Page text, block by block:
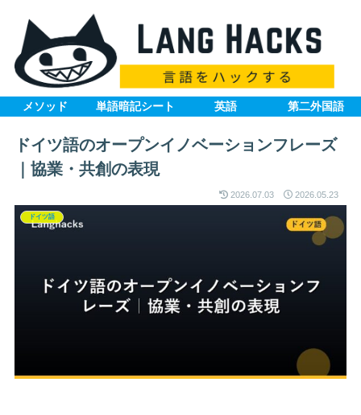
メソッド 単語暗記シート 英語 第二外国語
ドイツ語のオープンイノベーションフレーズ
｜協業・共創の表現
2026.07.03 2026.05.23
ドイツ語